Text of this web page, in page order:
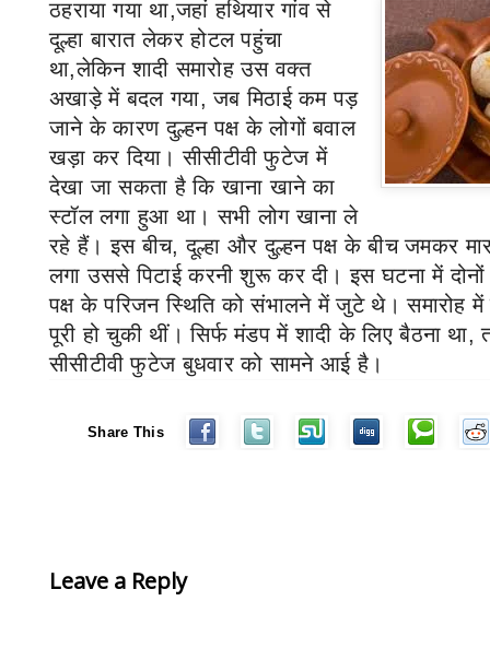
ठहराया गया था,जहां हथियार गांव से
दूल्हा बारात लेकर होटल पहुंचा
था,लेकिन शादी समारोह उस वक्त
अखाड़े में बदल गया,जब मिठाई कम पड़
जाने के कारण दुल्हन पक्ष के लोगों बवाल
खड़ा कर दिया। सीसीटीवी फुटेज में
देखा जा सकता है कि खाना खाने का
स्टॉल लगा हुआ था। सभी लोग खाना ले
रहे हैं। इस बीच,दूल्हा और दुल्हन पक्ष के बीच जमकर
लगा उससे पिटाई करनी शुरू कर दी। इस घटना में दोनों
पक्ष के परिजन स्थिति को संभालने में जुटे थे। समारोह
पूरी हो चुकी थीं। सिर्फ मंडप में शादी के लिए बैठना था,
सीसीटीवी फुटेज बुधवार को सामने आई है।
Share This
Leave a Reply